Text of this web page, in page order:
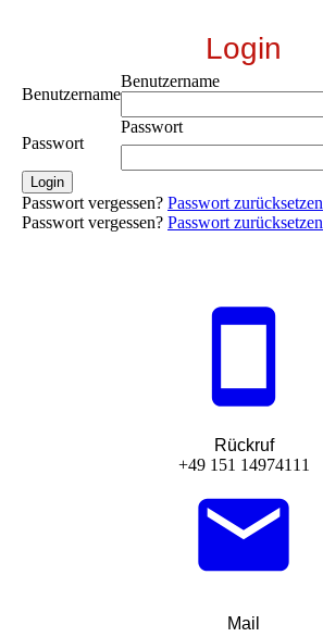
Login
Benutzername
Benutzername
Passwort
Passwort
Login
Passwort vergessen? Passwort zurücksetzen
Passwort vergessen? Passwort zurücksetzen
Rückruf
+49 151 14974111‬
Mail